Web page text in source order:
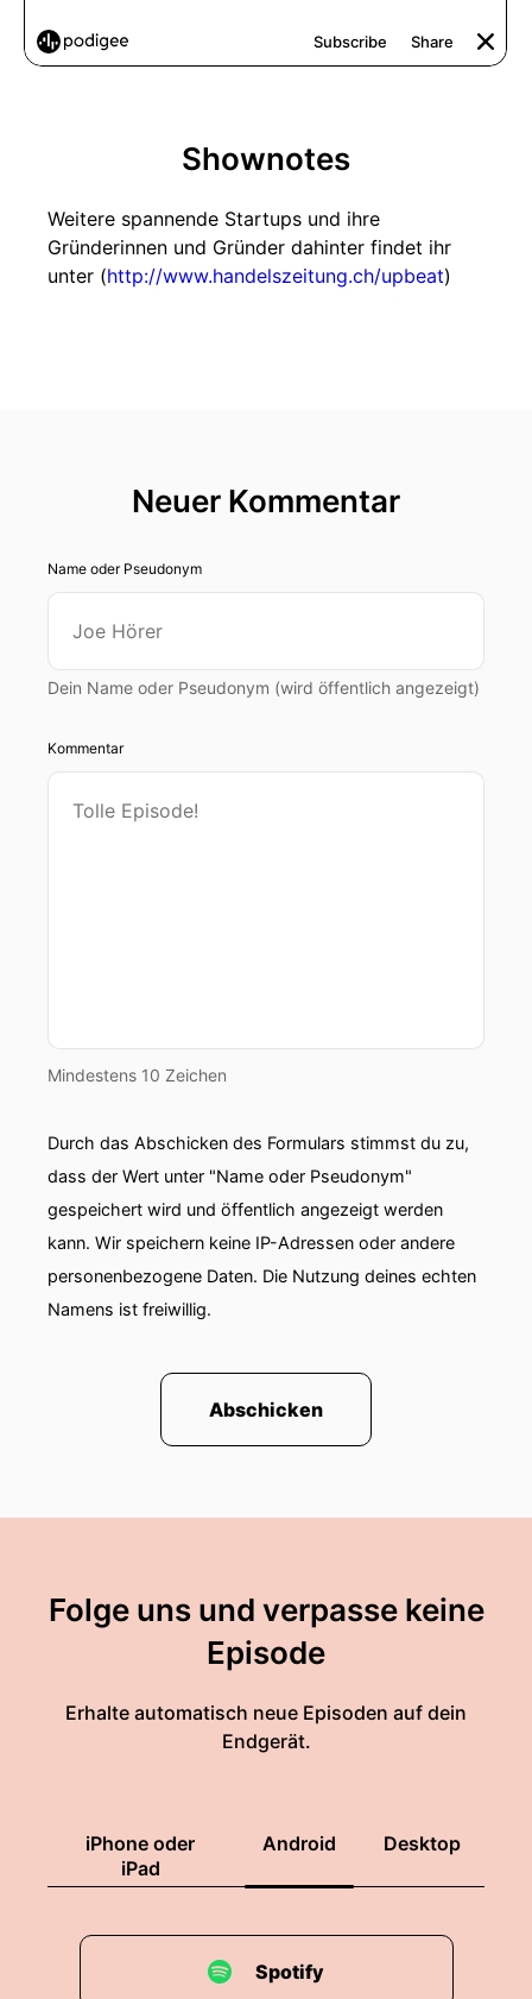
Shownotes
Weitere spannende Startups und ihre
Gründerinnen und Gründer dahinter findet ihr
unter (http://www.handelszeitung.ch/upbeat)
Neuer Kommentar
Name oder Pseudonym
Dein Name oder Pseudonym (wird öffentlich angezeigt)
Kommentar
Mindestens 10 Zeichen
Durch das Abschicken des Formulars stimmst du zu,
dass der Wert unter "Name oder Pseudonym"
gespeichert wird und öffentlich angezeigt werden
kann. Wir speichern keine IP-Adressen oder andere
personenbezogene Daten. Die Nutzung deines echten
Namens ist freiwillig.
Abschicken
Folge uns und verpasse keine
Episode
Erhalte automatisch neue Episoden auf dein
Endgerät.
iPhone oder
iPad
Android Desktop
Spotify